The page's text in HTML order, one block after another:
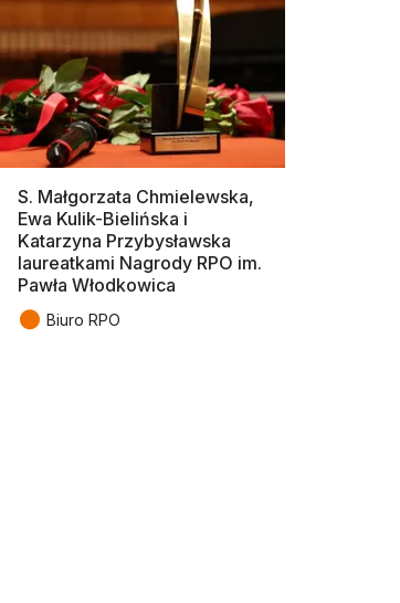
S. Małgorzata Chmielewska,
Ewa Kulik-Bielińska i
Katarzyna Przybysławska
laureatkami Nagrody RPO im.
Pawła Włodkowica
● Biuro RPO